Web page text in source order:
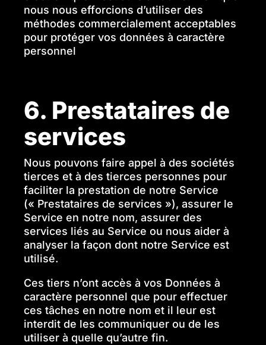
nous nous efforcions d’utiliser des
méthodes commercialement acceptables
pour protéger vos données à caractère
personnel
6. Prestataires de
services
Nous pouvons faire appel à des sociétés
tierces et à des tierces personnes pour
faciliter la prestation de notre Service
(« Prestataires de services »), assurer le
Service en notre nom, assurer des
services liés au Service ou nous aider à
analyser la façon dont notre Service est
utilisé.
Ces tiers n’ont accès à vos Données à
caractère personnel que pour effectuer
ces tâches en notre nom et il leur est
interdit de les communiquer ou de les
utiliser à quelle qu’autre fin.